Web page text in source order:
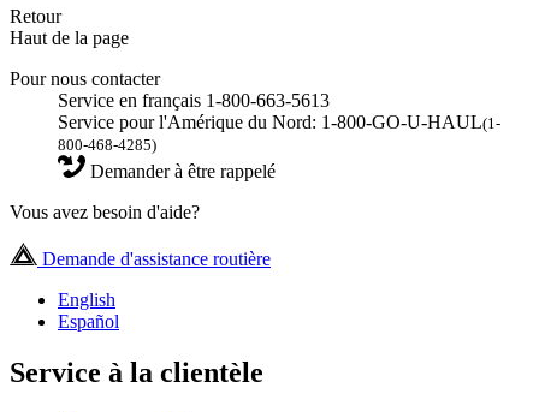
Retour
Haut de la page
Pour nous contacter
Service en français 1-800-663-5613
Service pour l'Amérique du Nord: 1-800-GO-U-HAUL(1-
800-468-4285)
Demander à être rappelé
Vous avez besoin d'aide?
Demande d'assistance routière
English
Español
Service à la clientèle